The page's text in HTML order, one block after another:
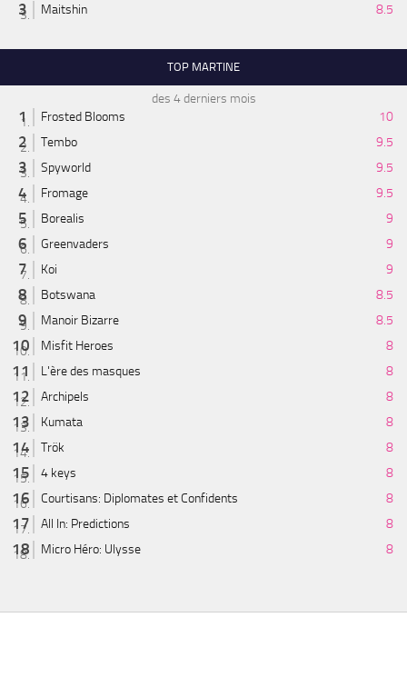
Maitshin
8.5
TOP MARTINE
des 4 derniers mois
Frosted Blooms
10
Tembo
9.5
Spyworld
9.5
Fromage
9.5
Borealis
9
Greenvaders
9
Koi
9
Botswana
8.5
Manoir Bizarre
8.5
Misfit Heroes
8
L'ère des masques
8
Archipels
8
Kumata
8
Trök
8
4 keys
8
Courtisans: Diplomates et Confidents
8
All In: Predictions
8
Micro Héro: Ulysse
8